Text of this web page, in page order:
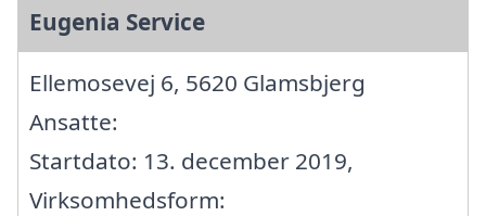
Eugenia Service
Ellemosevej 6, 5620 Glamsbjerg
Ansatte:
Startdato: 13. december 2019,
Virksomhedsform: